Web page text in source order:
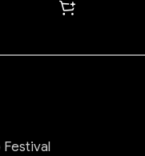
Festival